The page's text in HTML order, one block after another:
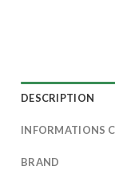
DESCRIPTION
INFORMATIONS
BRAND